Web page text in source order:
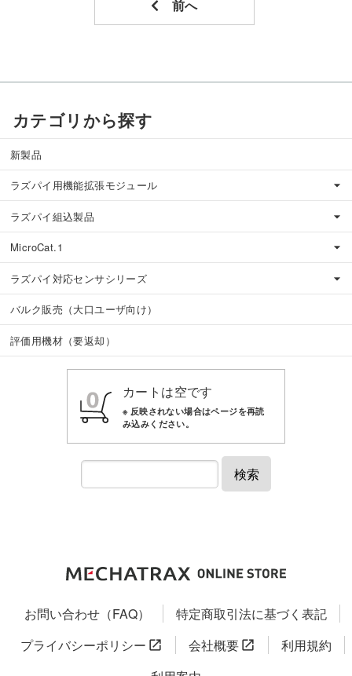
カテゴリから探す
新製品
ラズパイ用機能拡張モジュール
ラズパイ組込製品
MicroCat.1
ラズパイ対応センサシリーズ
バルク販売（大口ユーザ向け）
評価用機材（要返却）
カートは空です
検索
お問い合わせ（FAQ）
特定商取引法に基づく表記
プライバシーポリシー
会社概要
利用規約